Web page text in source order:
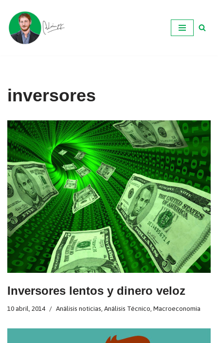
Ir
al
inversores
Inversores lentos y dinero veloz
10 abril, 2014 Análisis noticias, Análisis Técnico, Macroeconomia